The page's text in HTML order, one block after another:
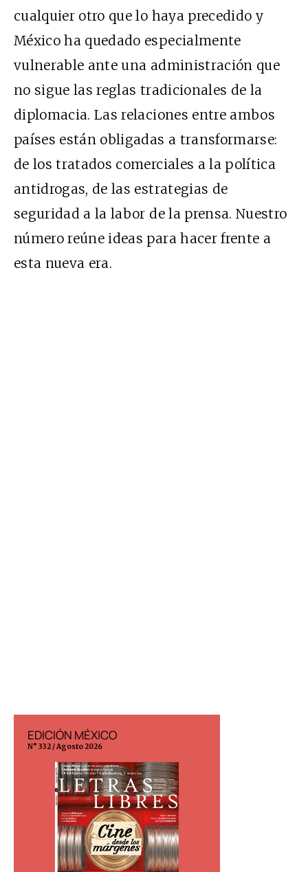
cualquier otro que lo haya precedido y
México ha quedado especialmente
vulnerable ante una administración que
no sigue las reglas tradicionales de la
diplomacia. Las relaciones entre ambos
países están obligadas a transformarse:
de los tratados comerciales a la política
antidrogas, de las estrategias de
seguridad a la labor de la prensa. Nuestro
número reúne ideas para hacer frente a
esta nueva era.
EDICIÓN MÉXICO
N° 332 / Agosto 2026